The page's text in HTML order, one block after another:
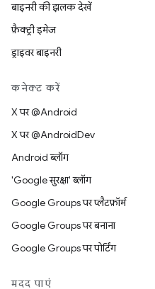
बाइनरी की झलक देखें
फ़ैक्ट्री इमेज
ड्राइवर बाइनरी
कनेक्ट करें
X पर @Android
X पर @AndroidDev
Android ब्लॉग
'Google सुरक्षा' ब्लॉग
Google Groups पर प्लैटफ़ॉर्म
Google Groups पर बनाना
Google Groups पर पोर्टिंग
मदद पाएं